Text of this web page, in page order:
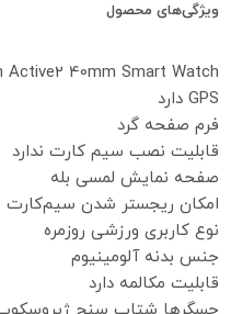
ویژگی‌های محصول